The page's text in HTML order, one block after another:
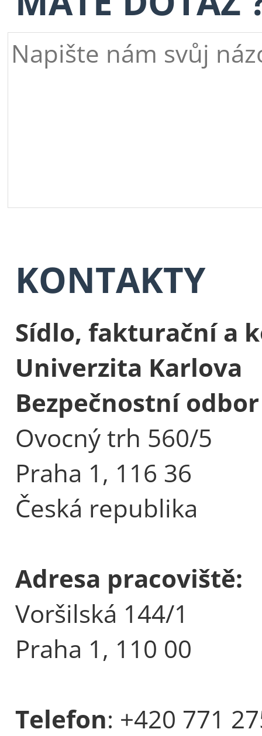
KONTAKTY
Sídlo, fakturační a
Univerzita Karlova
Bezpečnostní odbor
Ovocný trh 560/5
Praha 1, 116 36
Česká republika
Adresa pracoviště:
Voršilská 144/1
Praha 1, 110 00
Telefon: +420 771